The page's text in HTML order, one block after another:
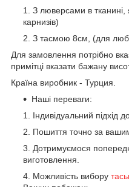
З люверсами в
карнизів)
З тасмою 8см, (для
Для замовлення потрібно
примітці вказати бажану
Країна виробник - Турция.
Наші переваги:
Індивідуальний підхід
Пошиття точно за
Дотримуємося
виготовлення.
Можливість вибору